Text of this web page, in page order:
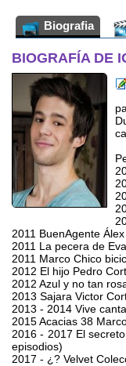
Biografia
BIOGRAFÍA DE
2011 BuenAgente
2011 La pecera de
2011 Marco Chico
2012 El hijo Pedro
2012 Azul y no tan
2013 Sajara Victor
2013 - 2014 Vive
2015 Acacias 38
2016 - 2017 El
episodios)
2017 - ¿? Velvet